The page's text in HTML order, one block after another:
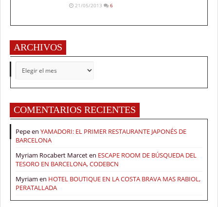
21/05/2013 6
ARCHIVOS
ARCHIVOS
COMENTARIOS RECIENTES
Pepeen YAMADORI: EL PRIMER RESTAURANTE JAPONÉS DE
BARCELONA
Myriam Rocabert Marceten ESCAPE ROOM DE BÚSQUEDA DEL
TESORO EN BARCELONA, CODEBCN
Myriam en HOTEL BOUTIQUE EN LA COSTA BRAVA MAS RABIOL,
PERATALLADA